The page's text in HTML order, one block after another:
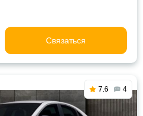
Связаться
7.6 4